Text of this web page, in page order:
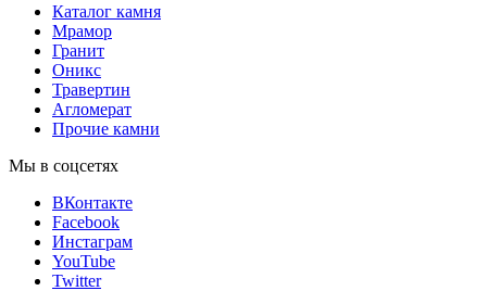
Каталог камня
Мрамор
Гранит
Оникс
Травертин
Агломерат
Прочие камни
Мы в соцсетях
ВКонтакте
Facebook
Инстаграм
YouTube
Twitter